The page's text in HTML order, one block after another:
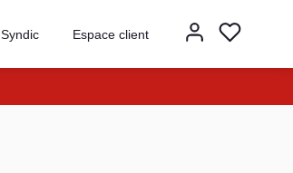
Syndic Espace client